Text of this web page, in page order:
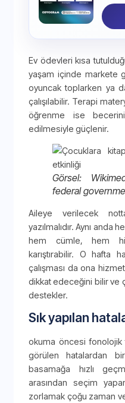
Ev ödevleri kısa
yaşam içinde markete
oyuncak toplarken ya
çalışılabilir. Terapi
öğrenme ise
edilmesiyle güçlenir.
Görsel:
federal
Aileye verilecek
yazılmalıdır. Aynı anda
hem cümle, hem
karıştırabilir. O hafta
çalışması da ona
dikkat edeceğini bilir ve
destekler.
Sık yapılan
okuma öncesi fonolojik
görülen hatalardan
basamağa hızlı
arasından seçim
zorlamak çoğu zaman